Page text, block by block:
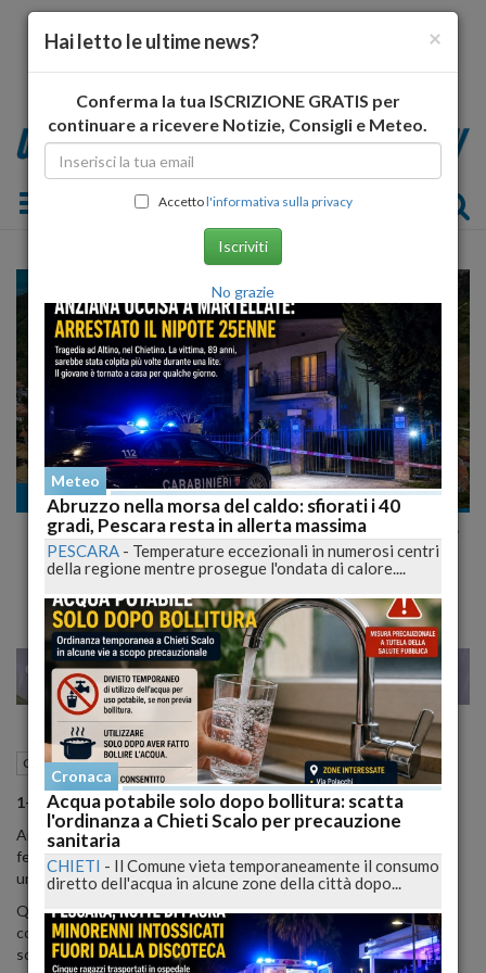
Toggle navigation
Cultura
Borgo Universo 2025 – Arte, Musica e Stelle
ad Aielli
28 29 VENEZIA
Cultura Aielli (AQ) 17 Luglio 2025 09:37
1–2–3 Agosto 2025 Aielli (AQ)
Aielli è pronto a tornare protagonista con Borgo Universo 2025, il
festival che intreccia arte, scienza, musica e cultura in
un’esperienza unica e immersiva, pensata per tutti.
Quest’anno, l’edizione si svolgerà nei giorni 1, 2 e 3 agosto, e avrà
come tema “La Sagra della Scienza”: un omaggio alla divulgazione
scientifica come festa popolare, accessibile, curiosa e
×
Hai letto le ultime news?
Conferma la tua ISCRIZIONE GRATIS per
continuare a ricevere Notizie, Consigli e Meteo.
Accettol'informativa sulla privacy
Iscriviti
No grazie
Meteo
Abruzzo nella morsa del caldo: sfiorati i 40
gradi, Pescara resta in allerta massima
PESCARA - Temperature eccezionali in numerosi centri
della regione mentre prosegue l'ondata di calore....
Cronaca
Acqua potabile solo dopo bollitura: scatta
l'ordinanza a Chieti Scalo per precauzione
sanitaria
CHIETI - Il Comune vieta temporaneamente il consumo
diretto dell'acqua in alcune zone della città dopo...